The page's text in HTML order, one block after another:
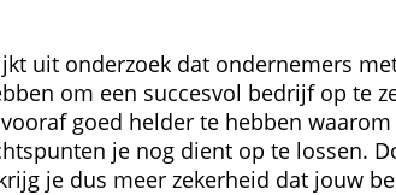
uit onderzoek dat ondernemers
om een succesvol bedrijf op te
goed helder te hebben
je nog dient op te lossen.
je dus meer zekerheid dat jouw